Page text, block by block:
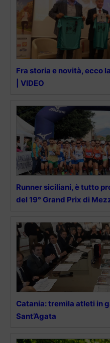
Fra storia e novità, ecco
| VIDEO
Runner siciliani, è tutto
del 19° Grand Prix di
Catania: tremila atleti in
Sant’Agata